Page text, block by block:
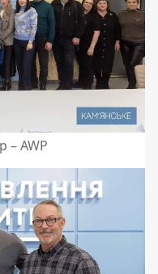
– AWP